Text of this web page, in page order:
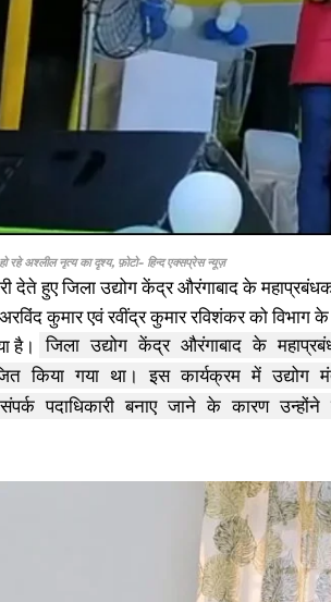
I WANT IN
I've read and accept the Privacy Policy.
रहे अश्लील नृत्य का दृश्य, फ़ोटो- हिन्द एक्सप्रेस न्यूज़
देते हुए जिला उद्योग केंद्र औरंगाबाद के
अरविंद कुमार एवं रवींद्र कुमार रविशंकर को
है।
जिला उद्योग केंद्र औरंगाबाद के
किया गया था। इस कार्यक्रम में उद्योग
पदाधिकारी बनाए जाने के कारण उन्होंने